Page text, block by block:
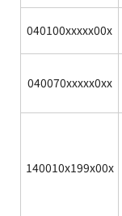
040100xxxxx00x
040070xxxxx0xx
140010x199x00x